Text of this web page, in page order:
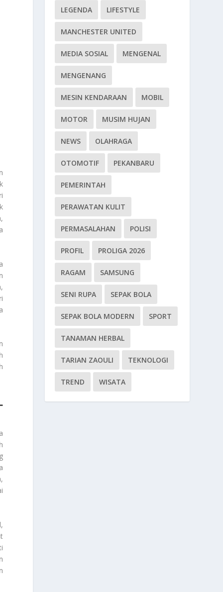
LEGENDA LIFESTYLE
MANCHESTER UNITED
MEDIA SOSIAL MENGENAL
MENGENANG
MESIN KENDARAAN MOBIL
MOTOR MUSIM HUJAN
NEWS OLAHRAGA
OTOMOTIF PEKANBARU
PEMERINTAH
PERAWATAN KULIT
PERMASALAHAN POLISI
PROFIL PROLIGA 2026
RAGAM SAMSUNG
SENI RUPA SEPAK BOLA
SEPAK BOLA MODERN SPORT
TANAMAN HERBAL
TARIAN ZAOULI TEKNOLOGI
TREND WISATA